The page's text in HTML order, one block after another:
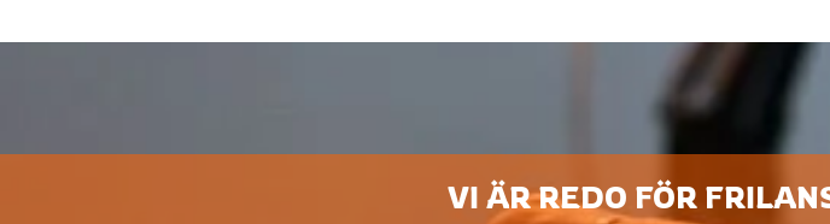
VI ÄR REDO FÖR